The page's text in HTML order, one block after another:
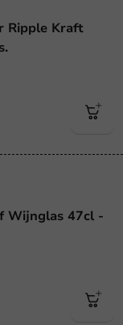
Ripple Kraft
Wijnglas 47cl -